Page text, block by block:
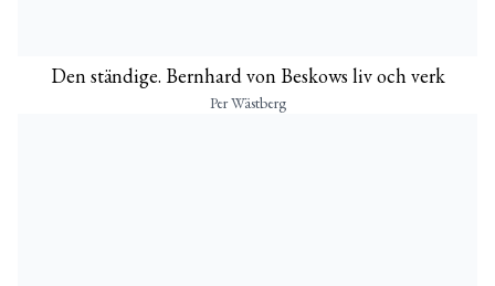
Den ständige. Bernhard von Beskows liv och verk
Per Wästberg